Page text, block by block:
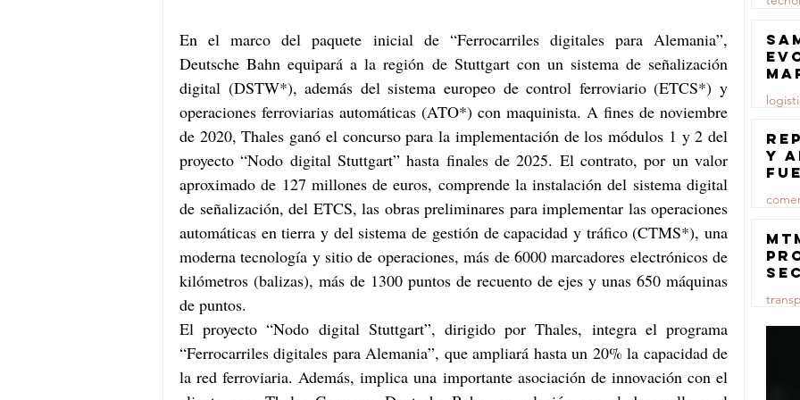
En el marco del paquete inicial de “Ferrocarriles digitales para Alemania”,
Deutsche Bahn equipará a la región de Stuttgart con un sistema de señalización
digital (DSTW*), además del sistema europeo de control ferroviario (ETCS*) y
operaciones ferroviarias automáticas (ATO*) con maquinista. A fines de noviembre
de 2020, Thales ganó el concurso para la implementación de los módulos 1 y 2 del
proyecto “Nodo digital Stuttgart” hasta finales de 2025. El contrato, por un valor
aproximado de 127 millones de euros, comprende la instalación del sistema digital
de señalización, del ETCS, las obras preliminares para implementar las operaciones
automáticas en tierra y del sistema de gestión de capacidad y tráfico (CTMS*), una
moderna tecnología y sitio de operaciones, más de 6000 marcadores electrónicos de
kilómetros (balizas), más de 1300 puntos de recuento de ejes y unas 650 máquinas
de puntos.
El proyecto “Nodo digital Stuttgart”, dirigido por Thales, integra el programa
“Ferrocarriles digitales para Alemania”, que ampliará hasta un 20% la capacidad de
la red ferroviaria. Además, implica una importante asociación de innovación con el
23 jul
23 jul
y
23 jul